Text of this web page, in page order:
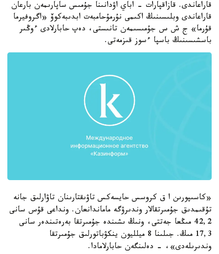
قاراعاندى. قازاقپارات - اباي اۋدانىنا جۇمىس ساپارىمەن بارعان
قاراعاندى وبلىسىنىڭ اكىمى نۇرمۇحامبەت ابدىبەكوۆ «اگروفيرما
قۇرما» ج ش س جۇمىسىمەن تانىستى، دەپ حابارلادى ءوڭىر
باسشىسىنىڭ باسپا ءسوز قىزمەتى.
«كاسىپورىن ا ق كروسس حايسەكس تاۋىقتارىنان تاۋارلىق جانە
تۇقىمدىق جۇمىرتقالار وندىرۋگە ماماندانعان. ونداعى قۇس سانى
42,2 مىڭعا جەتتى، ونىڭ ىشىندە جۇمىرتقا بەرەتىندەر سانى
17,3 مىڭ. جىلىنا 8 ميلليون ينكۋباتورلىق جۇمىرتقا
وندىرىلەدى»، - دەلىنگەن حابارلامادا.